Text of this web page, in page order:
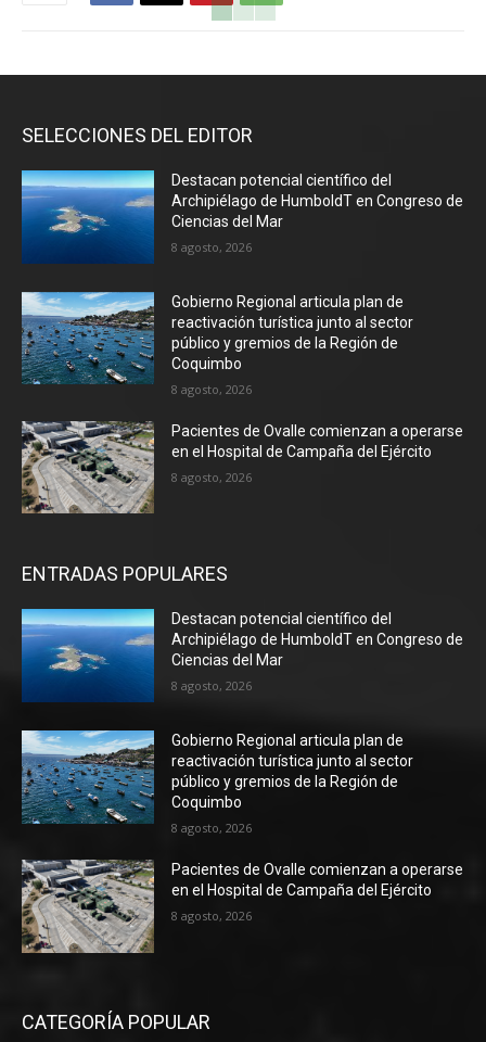
SELECCIONES DEL EDITOR
Destacan potencial científico del
Archipiélago de HumboldT en Congreso de
Ciencias del Mar
8 agosto, 2026
Gobierno Regional articula plan de
reactivación turística junto al sector
público y gremios de la Región de
Coquimbo
8 agosto, 2026
Pacientes de Ovalle comienzan a operarse
en el Hospital de Campaña del Ejército
8 agosto, 2026
ENTRADAS POPULARES
Destacan potencial científico del
Archipiélago de HumboldT en Congreso de
Ciencias del Mar
8 agosto, 2026
Gobierno Regional articula plan de
reactivación turística junto al sector
público y gremios de la Región de
Coquimbo
8 agosto, 2026
Pacientes de Ovalle comienzan a operarse
en el Hospital de Campaña del Ejército
8 agosto, 2026
CATEGORÍA POPULAR